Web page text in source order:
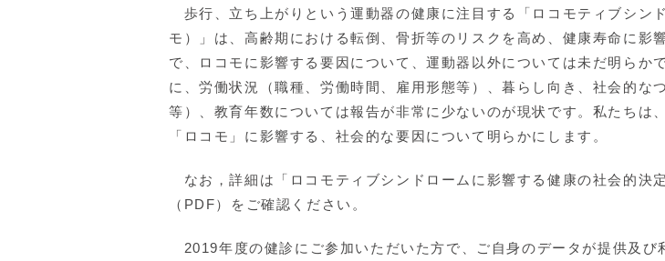
歩行、立ち上がりという運動器の健康に注目する「ロコモティブシン
モ）」は、高齢期における転倒、骨折等のリスクを高め、健康寿命に影
で、ロコモに影響する要因について、運動器以外については未だ明らか
に、労働状況（職種、労働時間、雇用形態等）、暮らし向き、社会的な
等）、教育年数については報告が非常に少ないのが現状です。私たちは
「ロコモ」に影響する、社会的な要因について明らかにします。
なお，詳細は「ロコモティブシンドロームに影響する健康の社会的決
（PDF）をご確認ください。
2019年度の健診にご参加いただいた方で、ご自身のデータが提供及び